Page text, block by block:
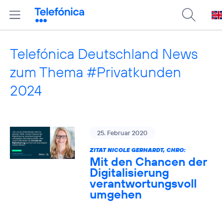
Telefónica Deutschland News
zum Thema #Privatkunden
2024
25. Februar 2020
ZITAT NICOLE GERHARDT, CHRO:
Mit den Chancen der
Digitalisierung
verantwortungsvoll
umgehen